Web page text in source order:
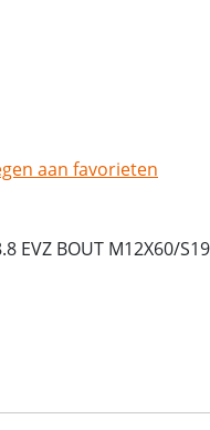
aan favorieten
EVZ BOUT M12X60/S19